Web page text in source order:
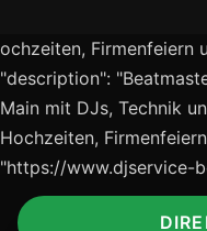
ochzeiten, Firmenfeiern
"description":
Main mit DJs, Technik
Hochzeiten,
"https://www.djservice-